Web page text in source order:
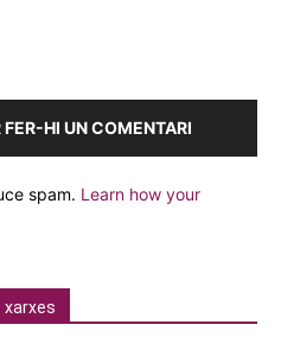
HI UN COMENTARI
spam. Learn how your